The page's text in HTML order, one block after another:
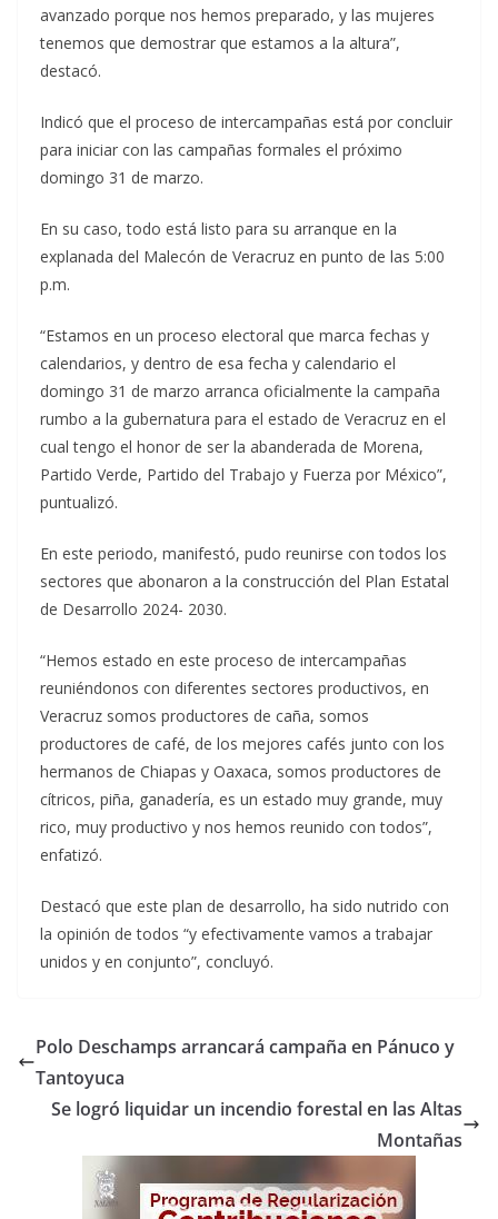
avanzado porque nos hemos preparado, y las mujeres
tenemos que demostrar que estamos a la altura”,
destacó.
Indicó que el proceso de intercampañas está por concluir
para iniciar con las campañas formales el próximo
domingo 31 de marzo.
En su caso, todo está listo para su arranque en la
explanada del Malecón de Veracruz en punto de las 5:00
p.m.
“Estamos en un proceso electoral que marca fechas y
calendarios, y dentro de esa fecha y calendario el
domingo 31 de marzo arranca oficialmente la campaña
rumbo a la gubernatura para el estado de Veracruz en el
cual tengo el honor de ser la abanderada de Morena,
Partido Verde, Partido del Trabajo y Fuerza por México”,
puntualizó.
En este periodo, manifestó, pudo reunirse con todos los
sectores que abonaron a la construcción del Plan Estatal
de Desarrollo 2024- 2030.
“Hemos estado en este proceso de intercampañas
reuniéndonos con diferentes sectores productivos, en
Veracruz somos productores de caña, somos
productores de café, de los mejores cafés junto con los
hermanos de Chiapas y Oaxaca, somos productores de
cítricos, piña, ganadería, es un estado muy grande, muy
rico, muy productivo y nos hemos reunido con todos”,
enfatizó.
Destacó que este plan de desarrollo, ha sido nutrido con
la opinión de todos “y efectivamente vamos a trabajar
unidos y en conjunto”, concluyó.
Polo Deschamps arrancará campaña en Pánuco y
Tantoyuca
Se logró liquidar un incendio forestal en las Altas
Montañas